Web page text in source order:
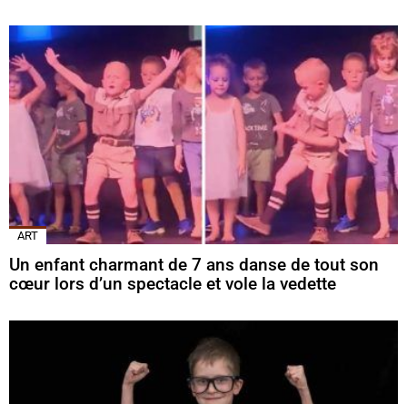
ART
Un enfant charmant de 7 ans danse de tout son
cœur lors d’un spectacle et vole la vedette